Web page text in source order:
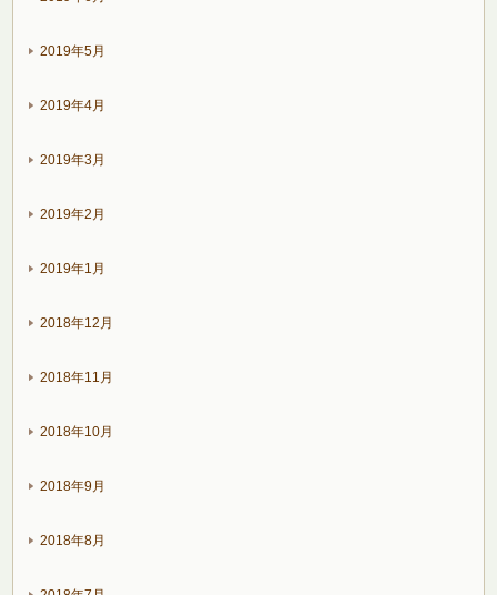
2019年5月
2019年4月
2019年3月
2019年2月
2019年1月
2018年12月
2018年11月
2018年10月
2018年9月
2018年8月